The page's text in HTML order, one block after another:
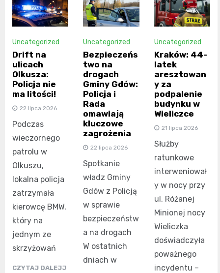
Uncategorized
Drift na
ulicach
Olkusza:
Policja nie
ma litości!
22 lipca 2026
Podczas
wieczornego
patrolu w
Olkuszu,
lokalna policja
zatrzymała
kierowcę BMW,
który na
jednym ze
skrzyżowań
CZYTAJ DALEJJ
Uncategorized
Bezpieczeńs
two na
drogach
Gminy Gdów:
Policja i
Rada
omawiają
kluczowe
zagrożenia
22 lipca 2026
Spotkanie
władz Gminy
Gdów z Policją
w sprawie
bezpieczeństw
a na drogach
W ostatnich
dniach w
Uncategorized
Kraków: 44-
latek
aresztowan
y za
podpalenie
budynku w
Wieliczce
21 lipca 2026
Służby
ratunkowe
interweniował
y w nocy przy
ul. Różanej
Minionej nocy
Wieliczka
doświadczyła
poważnego
incydentu –